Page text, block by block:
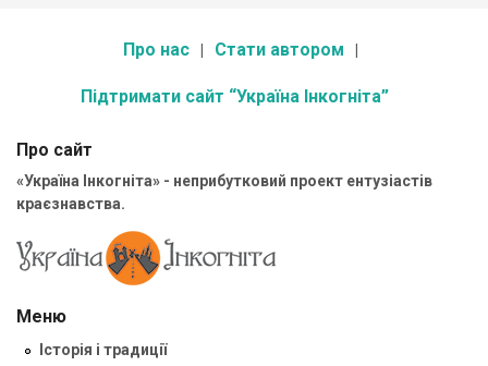
Про нас Стати автором
Підтримати сайт “Україна Інкогніта”
Про сайт
«Україна Інкогніта» - неприбутковий проект ентузіастів
краєзнавства.
Меню
Історія і традиції